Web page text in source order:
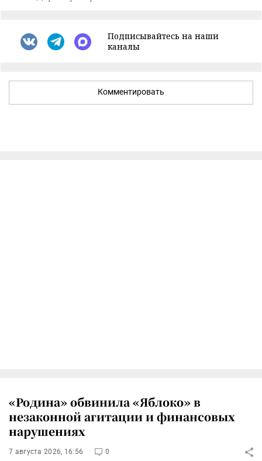
Подписывайтесь на наши
каналы
Комментировать
«Родина» обвинила «Яблоко» в
незаконной агитации и финансовых
нарушениях
7 августа 2026, 16:56 0